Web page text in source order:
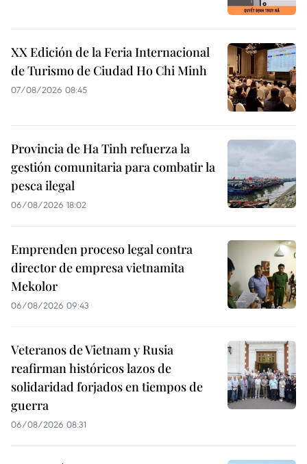
XX Edición de la Feria Internacional
de Turismo de Ciudad Ho Chi Minh
07/08/2026 08:45
Provincia de Ha Tinh refuerza la
gestión comunitaria para combatir la
pesca ilegal
06/08/2026 18:02
Emprenden proceso legal contra
director de empresa vietnamita
Mekolor
06/08/2026 09:43
Veteranos de Vietnam y Rusia
reafirman históricos lazos de
solidaridad forjados en tiempos de
guerra
06/08/2026 08:31